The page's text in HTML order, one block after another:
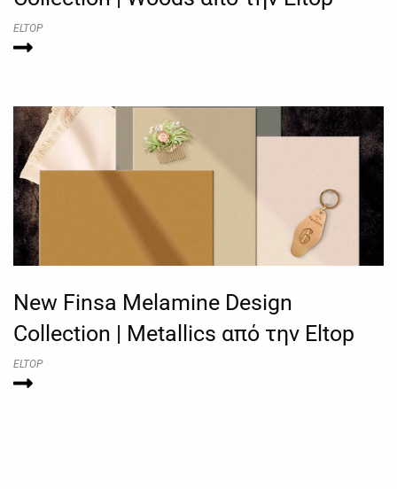
ELTOP
New Finsa Melamine Design
Collection | Metallics από την Eltop
ELTOP